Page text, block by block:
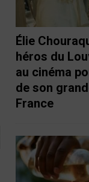
Élie
héros du
au cinéma
de son
France